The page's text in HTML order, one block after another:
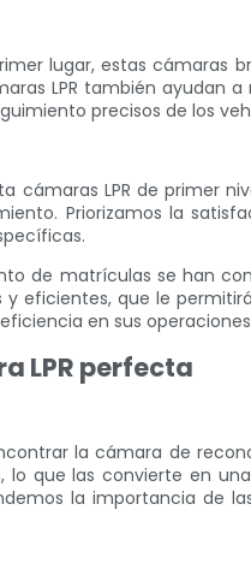
lugar, estas
LPR también ayudan
precisos de los
LPR de primer
Priorizamos la
de matrículas se han
eficientes, que le
en sus
LPR perfecta
la cámara de
que las convierte en
la importancia de